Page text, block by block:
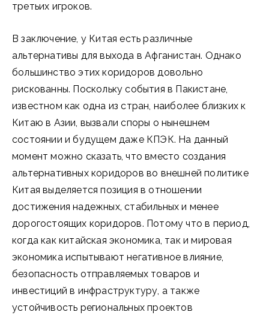
третьих игроков.
В заключение, у Китая есть различные
альтернативы для выхода в Афганистан. Однако
большинство этих коридоров довольно
рискованны. Поскольку события в Пакистане,
известном как одна из стран, наиболее близких к
Китаю в Азии, вызвали споры о нынешнем
состоянии и будущем даже КПЭК. На данный
момент можно сказать, что вместо создания
альтернативных коридоров во внешней политике
Китая выделяется позиция в отношении
достижения надежных, стабильных и менее
дорогостоящих коридоров. Потому что в период,
когда как китайская экономика, так и мировая
экономика испытывают негативное влияние,
безопасность отправляемых товаров и
инвестиций в инфраструктуру, а также
устойчивость региональных проектов